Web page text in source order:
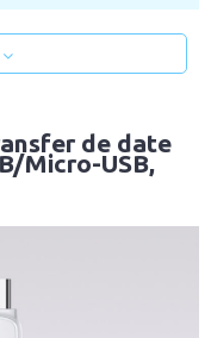
de date
Micro-USB,